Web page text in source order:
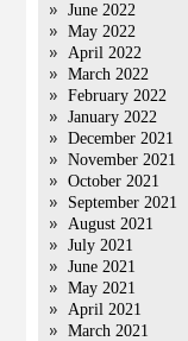
June 2022
May 2022
April 2022
March 2022
February 2022
January 2022
December 2021
November 2021
October 2021
September 2021
August 2021
July 2021
June 2021
May 2021
April 2021
March 2021